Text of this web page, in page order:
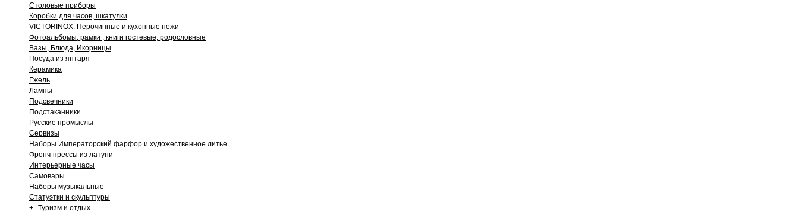
Столовые приборы
Коробки для часов, шкатулки
VICTORINOX. Перочинные и кухонные ножи
Фотоальбомы, рамки , книги гостевые, родословные
Вазы, Блюда, Икорницы
Посуда из янтаря
Керамика
Гжель
Лампы
Подсвечники
Подстаканники
Русские промыслы
Сервизы
Наборы Императорский фарфор и художественное литье
Френч-прессы из латуни
Интерьерные часы
Самовары
Наборы музыкальные
Статуэтки и скульптуры
+- Туризм и отдых